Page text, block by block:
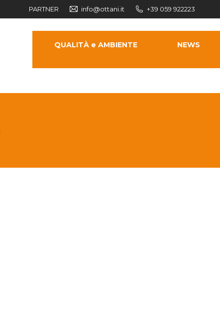
PARTNER info@ottani.it +39 059 922223
QUALITÀ e AMBIENTE NEWS